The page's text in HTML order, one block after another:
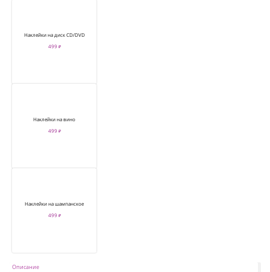
Наклейки на диск CD/DVD
499 ₽
Наклейки на вино
499 ₽
Наклейки на шампанское
499 ₽
Описание